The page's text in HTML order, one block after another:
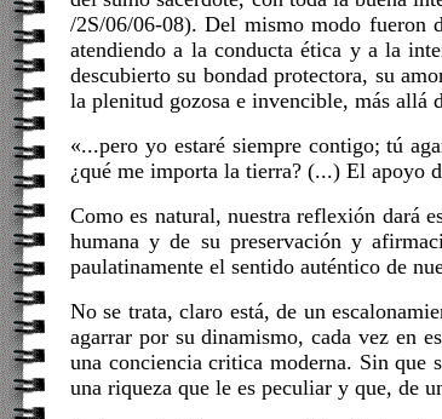
/2S/06/06-08). Del mismo modo fueron
atendiendo a la conducta ética y a la
descubierto su bondad protectora, su
la plenitud gozosa e invencible, más allá
«...pero yo estaré siempre contigo; tú
¿qué me importa la tierra? (...) El apoyo
Como es natural, nuestra reflexión dará
humana y de su preservación y
paulatinamente el sentido auténtico de
No se trata, claro está, de un
agarrar por su dinamismo, cada vez en
una conciencia critica moderna. Sin que
una riqueza que le es peculiar y que, de